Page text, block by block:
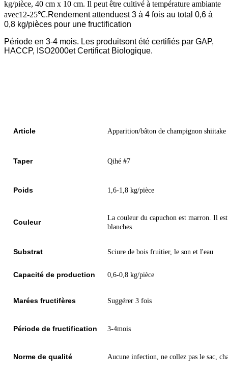
kg/pièce, 40 cm x 10 cm. Il peut être cultivé à température ambiante
avec12-25℃.Rendement attenduest 3 à 4 fois au total 0,6 à
0,8 kg/pièces pour une fructification
Période en 3-4 mois. Les produitsont été certifiés par GAP,
HACCP, ISO2000et Certificat Biologique.
Article Apparition/bâton de champignon shiitake
Taper Qihé #7
Poids 1,6-1,8 kg/pièce
Couleur
La couleur du capuchon est marron. Il
blanches.
Substrat Sciure de bois fruitier, le son et l'eau
Capacité de production 0,6-0,8 kg/pièce
Marées fructifères Suggérer 3 fois
Période de fructification 3-4mois
Norme de qualité Aucune infection, ne collez pas le sac,